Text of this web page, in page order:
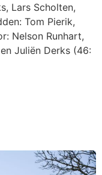
Lars Scholten,
Tom Pierik,
Nelson Runhart,
Juliën Derks (46: